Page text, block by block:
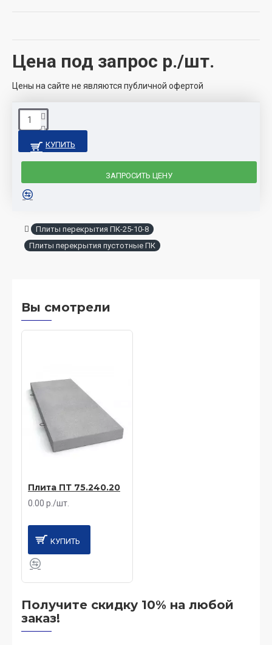
Цена под запрос р./шт.
Цены на сайте не являются публичной офертой
КУПИТЬ
ЗАПРОСИТЬ ЦЕНУ
Плиты перекрытия ПК-25-10-8
Плиты перекрытия пустотные ПК
Вы смотрели
Плита ПТ 75.240.20
0.00 р./шт.
КУПИТЬ
Получите скидку 10% на любой
заказ!